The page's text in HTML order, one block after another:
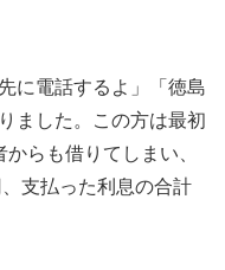
に電話するよ」「徳島
ました。この方は最初
らも借りてしまい、
支払った利息の合計